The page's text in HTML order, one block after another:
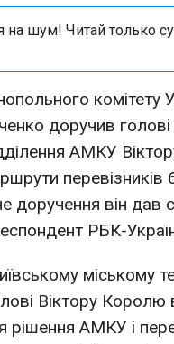
на шум! Читай только
комітету
доручив голові
АМКУ
перевізників
доручення він дав
РБК-
міському
Віктору Королю
рішення АМКУ і